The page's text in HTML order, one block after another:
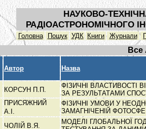
НАУКОВО-
РАДІОАСТРОНОМІЧНОГО
Головна Пошук УДК Книги Журнали
Все
Автор Назва
КОРСУН П.П.
ФІЗИЧНІ ВЛАСТИВОСТІ
ЗА РЕЗУЛЬТАТАМИ
ПРИСЯЖНИЙ
А.І.
ФІЗИЧНІ УМОВИ У
ЗАМАГНІЧЕНІЙ
ЧОЛІЙ В.Я.
МОДЕЛІ ГЛОБАЛЬНОЇ